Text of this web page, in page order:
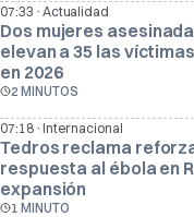
07:33 · Actualidad
Dos mujeres
elevan a 35 las
en 2026
2 MINUTOS
07:18· Internacional
Tedros reclama
respuesta al ébola en
expansión
1 MINUTO